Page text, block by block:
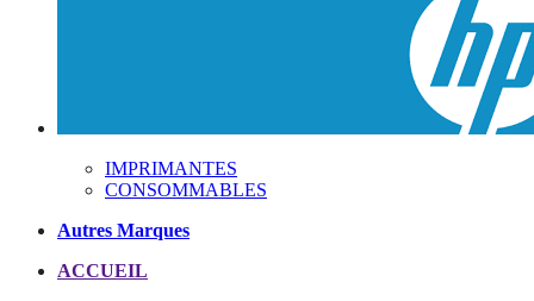
IMPRIMANTES
CONSOMMABLES
Autres Marques
ACCUEIL